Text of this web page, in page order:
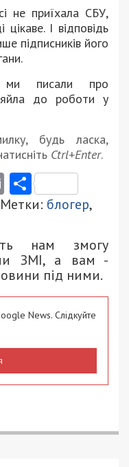
не приїхала СБУ,
І відповідь
підписників його
ми писали про
до роботи у
будь ласка,
Ctrl+Enter.
Email
блогер,
нам змогу
ЗМІ, а вам -
під ними.
News. Слідкуйте